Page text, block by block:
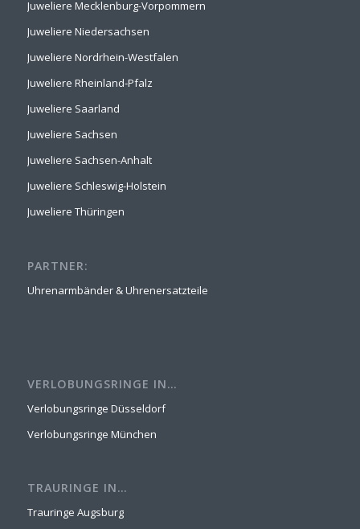
Juweliere Mecklenburg-Vorpommern
Juweliere Niedersachsen
Juweliere Nordrhein-Westfalen
Juweliere Rheinland-Pfalz
Juweliere Saarland
Juweliere Sachsen
Juweliere Sachsen-Anhalt
Juweliere Schleswig-Holstein
Juweliere Thüringen
PARTNER:
Uhrenarmbänder & Uhrenersatzteile
VERLOBUNGSRINGE IN…
Verlobungsringe Düsseldorf
Verlobungsringe München
TRAURINGE IN…
Trauringe Augsburg